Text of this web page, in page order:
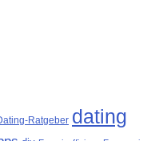
Ratgeber dating